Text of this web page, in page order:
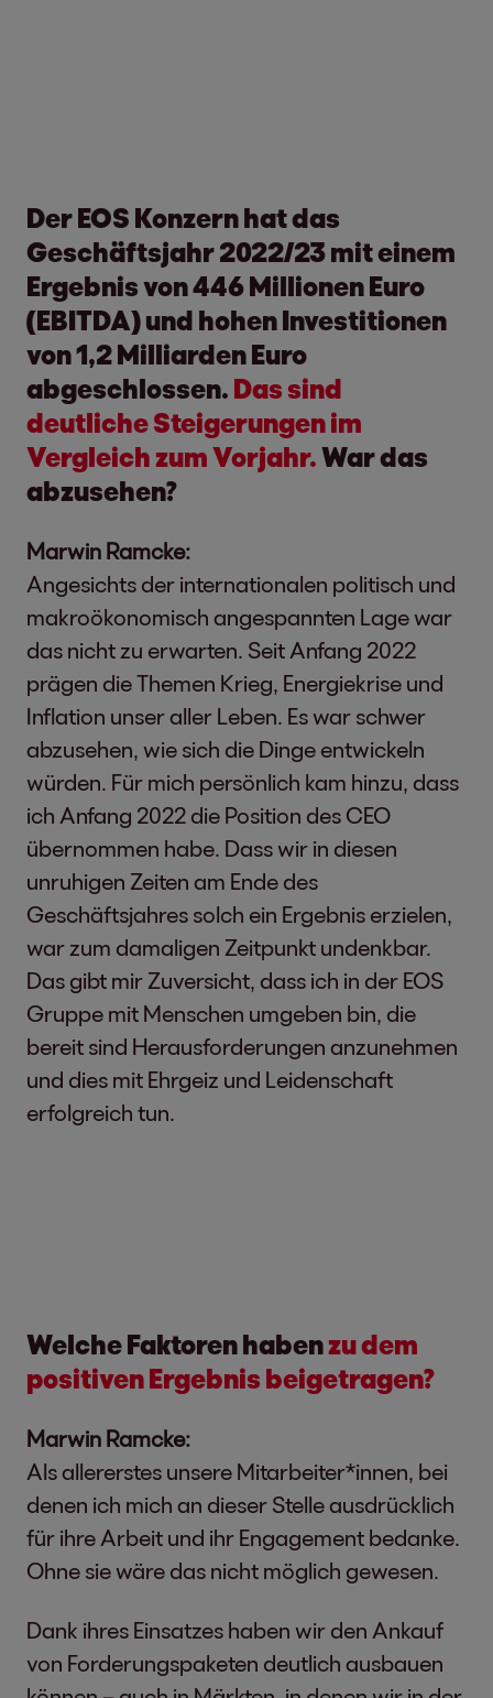
Der EOS Konzern hat das
Geschäftsjahr 2022/23 mit einem
Ergebnis von 446 Millionen Euro
(EBITDA) und hohen Investitionen
von 1,2 Milliarden Euro
abgeschlossen. Das sind
deutliche Steigerungen im
Vergleich zum Vorjahr.War das
abzusehen?
Marwin Ramcke:
Angesichts der internationalen politisch und
makroökonomisch angespannten Lage war
das nicht zu erwarten. Seit Anfang 2022
prägen die Themen Krieg, Energiekrise und
Inflation unser aller Leben. Es war schwer
abzusehen, wie sich die Dinge entwickeln
würden. Für mich persönlich kam hinzu, dass
ich Anfang 2022 die Position des CEO
übernommen habe. Dass wir in diesen
unruhigen Zeiten am Ende des
Geschäftsjahres solch ein Ergebnis erzielen,
war zum damaligen Zeitpunkt undenkbar.
Das gibt mir Zuversicht, dass ich in der EOS
Gruppe mit Menschen umgeben bin, die
bereit sind Herausforderungen anzunehmen
und dies mit Ehrgeiz und Leidenschaft
erfolgreich tun.
Welche Faktoren habenzu dem
positiven Ergebnis beigetragen?
Marwin Ramcke:
Als allererstes unsere Mitarbeiter*innen, bei
denen ich mich an dieser Stelle ausdrücklich
für ihre Arbeit und ihr Engagement bedanke.
Ohne sie wäre das nicht möglich gewesen.
Dank ihres Einsatzes haben wir den Ankauf
von Forderungspaketen deutlich ausbauen